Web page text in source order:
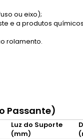
ou eixo);
e a produtos
rolamento.
Passante)
Luz do Suporte
(mm)